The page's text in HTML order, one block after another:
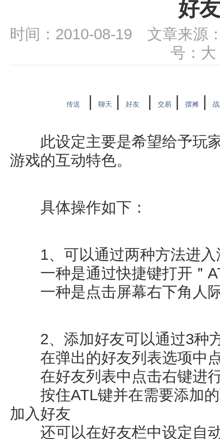
好
时间：2010-08-19 文章来源
号： 大
传送 聊天 好友 交易 摆摊
此设定主要是希望给予玩家
游戏的互动特色。
具体操作如下：
1、可以通过两种方法进入
一种是通过快捷键打开＂
一种是点击屏幕右下角人
2、添加好友可以通过3种
在弹出的好友列表选项中
在好友列表中点击右键进
按住ATL键并在需要添加的
加入好友
还可以在好友栏中设定自